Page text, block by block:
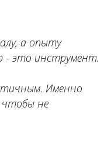
а опыту
- это инструмент.
Именно
чтобы не